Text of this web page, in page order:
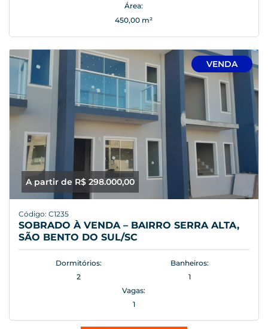
Área:
450,00 m²
A partir de R$ 298.000,00
VENDA
Código: C1235
SOBRADO À VENDA – BAIRRO SERRA ALTA,
SÃO BENTO DO SUL/SC
Dormitórios:
2
Banheiros:
1
Vagas:
1